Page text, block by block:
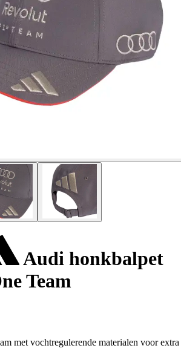
Audi honkbalpet
Team
met vochtregulerende materialen voor extra